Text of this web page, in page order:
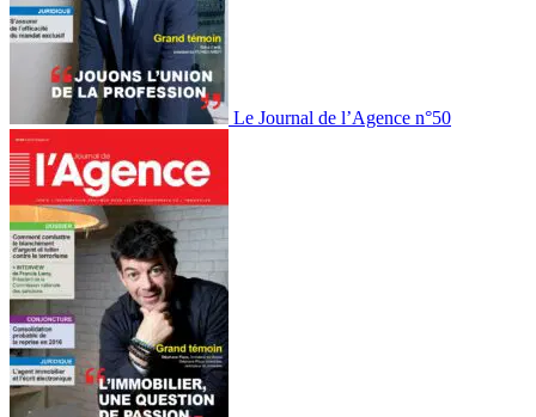
Le Journal de l’Agence n°50